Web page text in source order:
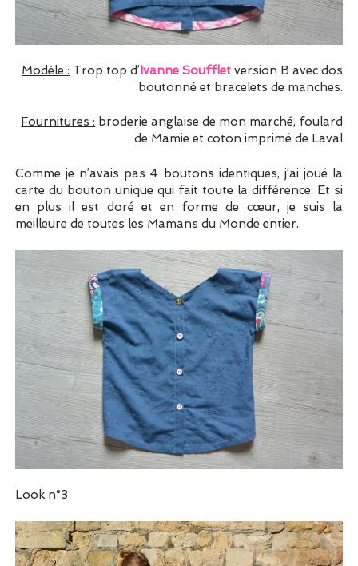
Modèle : Trop top d’Ivanne Soufflet version B avec dos
boutonné et bracelets de manches.
Fournitures : broderie anglaise de mon marché, foulard
de Mamie et coton imprimé de Laval
Comme je n’avais pas 4 boutons identiques, j’ai joué la
carte du bouton unique qui fait toute la différence. Et si
en plus il est doré et en forme de cœur, je suis la
meilleure de toutes les Mamans du Monde entier.
Look n°3